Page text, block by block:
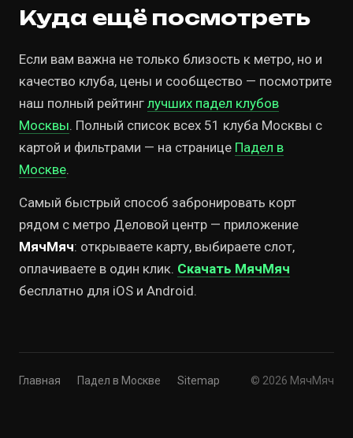
Куда ещё посмотреть
Если вам важна не только близость к метро, но и
качество клуба, цены и сообщество — посмотрите
наш полный рейтинг лучших падел клубов
Москвы. Полный список всех 51 клуба Москвы с
картой и фильтрами — на странице Падел в
Москве.
Самый быстрый способ забронировать корт
рядом с метро Деловой центр — приложение
МячМяч: открываете карту, выбираете слот,
оплачиваете в один клик. Скачать МячМяч
бесплатно для iOS и Android.
Главная Падел в Москве Sitemap © 2026 МячМяч